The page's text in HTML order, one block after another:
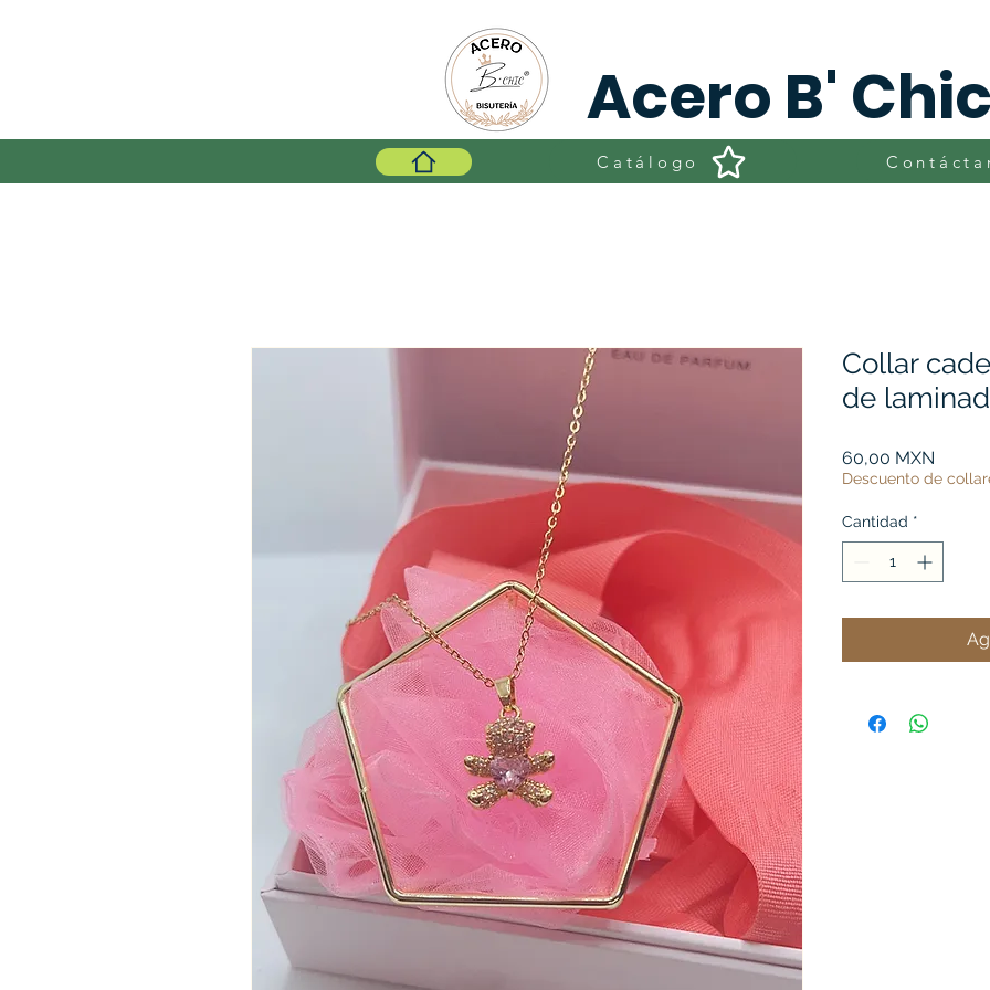
Acero B' Chic
Catálogo
Collar
de
60,00 MXN
Descuento de
Cantidad *